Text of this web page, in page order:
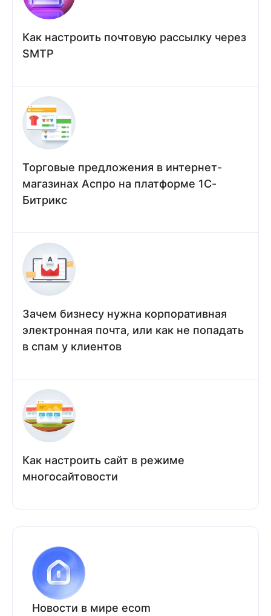
Как настроить почтовую рассылку через
SMTP
Торговые предложения в интернет-
магазинах Аспро на платформе 1С-
Битрикс
Зачем бизнесу нужна корпоративная
электронная почта, или как не попадать
в спам у клиентов
Как настроить сайт в режиме
многосайтовости
Новости в мире ecom